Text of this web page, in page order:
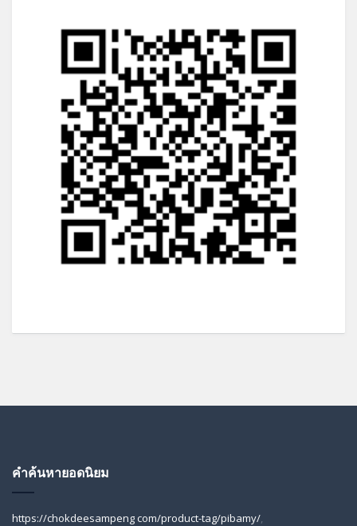
คำค้นหายอดนิยม
https://chokdeesampeng com/product-tag/pibamy/,